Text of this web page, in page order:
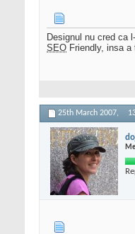
Designul nu cred ca
SEO Friendly, insa
25th March 2007,